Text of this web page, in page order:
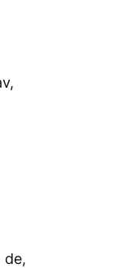
de,